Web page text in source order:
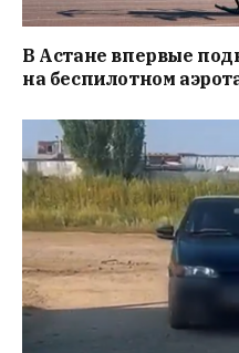
В Астане впервые
на беспилотном